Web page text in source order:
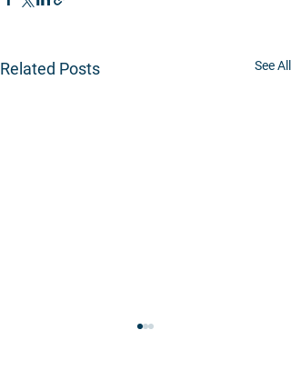
Related Posts See All